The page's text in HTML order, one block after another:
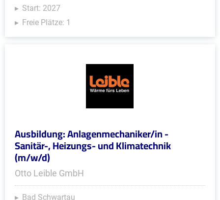
Start: 2027
Freie Plätze: 1
Ausbildung: Anlagenmechaniker/in -
Sanitär-, Heizungs- und Klimatechnik
(m/w/d)
Otto Leible GmbH
Bad Schwartau